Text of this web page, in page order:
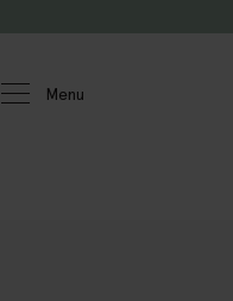
Menu